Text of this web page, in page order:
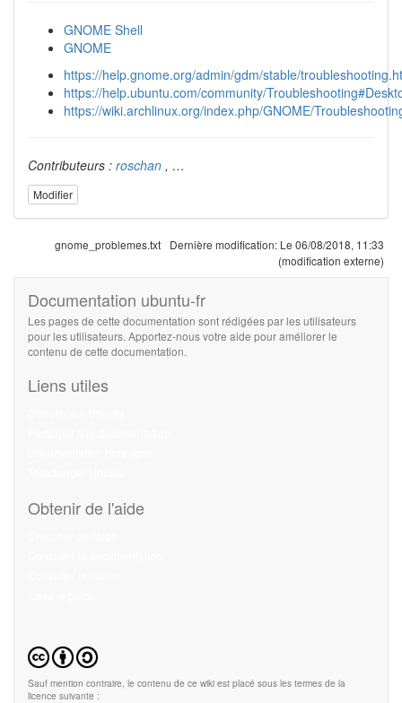
GNOME Shell
GNOME
https://help.gnome.org/admin/gdm/stable/
https://help.ubuntu.com/community/
https://wiki.archlinux.org/index.php/GNOME/
Contributeurs : roschan , …
Modifier
gnome_problemes.txt Dernière modification: Le 06/08/2018, 11:33
(modification externe)
Documentation ubuntu-fr
Les pages de cette documentation sont rédigées par les utilisateurs
pour les utilisateurs. Apportez-nous votre aide pour améliorer le
contenu de cette documentation.
Liens utiles
Obtenir de l'aide
Sauf mention contraire, le contenu de ce wiki est placé sous les termes de la
licence suivante :